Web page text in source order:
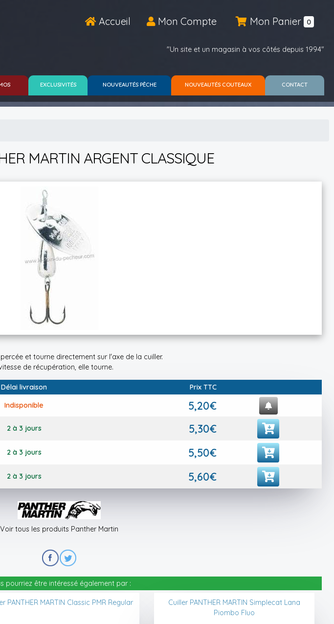
Accueil Mon Compte Mon Panier 0
"Un site et un magasin à vos côtés depuis 1994"
EXCLUSIVITÉS NOUVEAUTÉS PÊCHE NOUVEAUTÉS COUTEAUX CONTACT
MARTIN ARGENT CLASSIQUE
et tourne directement sur l'axe de la cuiller.
de récupération, elle tourne.
Délai livraison Prix TTC
Indisponible 5,20€
2 à 3 jours 5,30€
2 à 3 jours 5,50€
2 à 3 jours 5,60€
Voir tous les produits Panther Martin
pourriez être intéressé également par :
PANTHER MARTIN Classic PMR Regular
Cuiller PANTHER MARTIN Simplecat Lana
Piombo Fluo